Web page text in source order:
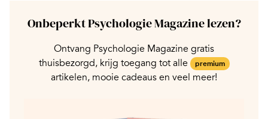
Onbeperkt Psychologie Magazine lezen?
Ontvang Psychologie Magazine gratis
thuisbezorgd, krijg toegang tot alle
premium
artikelen, mooie cadeaus en veel meer!